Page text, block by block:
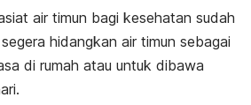
air timun bagi kesehatan sudah
hidangkan air timun sebagai
di rumah atau untuk dibawa